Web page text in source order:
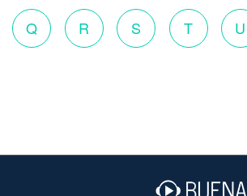
Q R S T U